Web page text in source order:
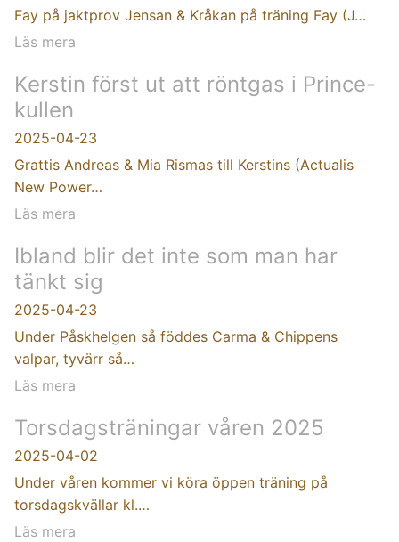
Fay på jaktprov Jensan & Kråkan på träning Fay (J…
Läs mera
Kerstin först ut att röntgas i Prince-
kullen
2025-04-23
Grattis Andreas & Mia Rismas till Kerstins (Actualis
New Power…
Läs mera
Ibland blir det inte som man har
tänkt sig
2025-04-23
Under Påskhelgen så föddes Carma & Chippens
valpar, tyvärr så…
Läs mera
Torsdagsträningar våren 2025
2025-04-02
Under våren kommer vi köra öppen träning på
torsdagskvällar kl.…
Läs mera